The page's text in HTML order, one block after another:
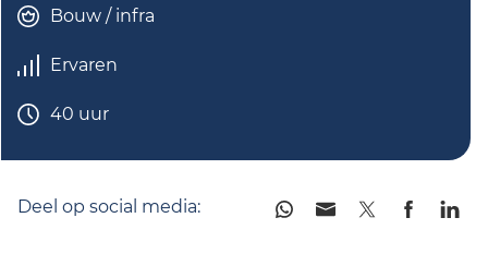
Bouw / infra
Ervaren
40 uur
Deel op social media: